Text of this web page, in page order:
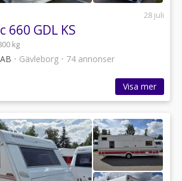
28 juli
660 GDL KS
kg
• Gävleborg • 74 annonser
Visa mer